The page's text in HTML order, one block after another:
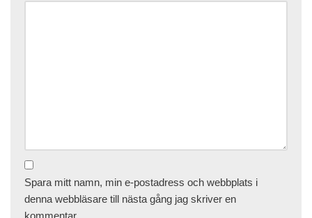
Spara mitt namn, min e-postadress och webbplats i
denna webbläsare till nästa gång jag skriver en
kommentar.